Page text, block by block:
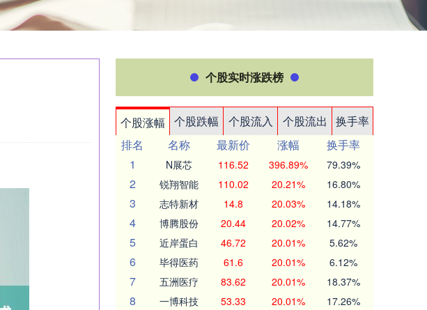
个股实时涨跌榜
个股涨幅 个股跌幅 个股流入 个股流出
换手率
排名
名称 最新价 涨幅
换手率
1
N展芯 116.52 396.89% 79.39%
2 锐翔智能 110.02 20.21% 16.80%
3 志特新材 14.8 20.03% 14.18%
4 博腾股份 20.44 20.02% 14.77%
5 近岸蛋白 46.72 20.01% 5.62%
6 毕得医药 61.6 20.01% 6.12%
7 五洲医疗 83.62 20.01% 18.37%
8 一博科技 53.33 20.01% 17.26%